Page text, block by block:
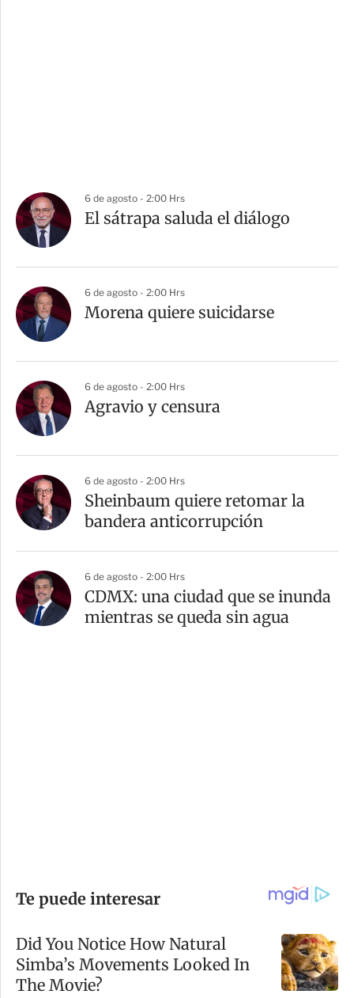
6 de agosto - 2:00 Hrs
El sátrapa saluda el diálogo
6 de agosto - 2:00 Hrs
Morena quiere suicidarse
6 de agosto - 2:00 Hrs
Agravio y censura
6 de agosto - 2:00 Hrs
Sheinbaum quiere retomar la
bandera anticorrupción
6 de agosto - 2:00 Hrs
CDMX: una ciudad que se inunda
mientras se queda sin agua